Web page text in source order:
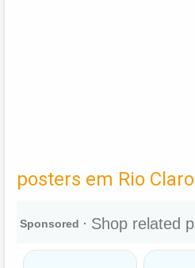
posters em Rio Claro